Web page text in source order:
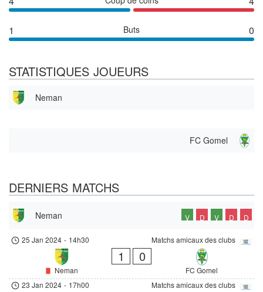
1 Buts 0
STATISTIQUES JOUEURS
Neman
FC Gomel
DERNIERS MATCHS
Neman V D V D D
Matchs amicaux des clubs
25 Jan 2024 - 14h30
Neman
1 0
FC Gomel
Matchs amicaux des clubs
23 Jan 2024 - 17h00